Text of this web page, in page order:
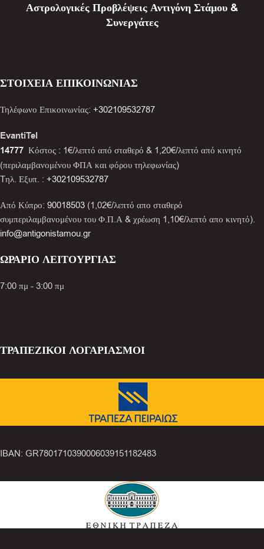
Αστρολογικές Προβλέψεις Αντιγόνη Στάμου &
Συνεργάτες
ΣΤΟΙΧΕΙΑ ΕΠΙΚΟΙΝΩΝΙΑΣ
Τηλέφωνο Επικοινωνίας: +302109532787
EvantiTel
14777 Κόστος : 1€/λεπτό από σταθερό & 1,20€/λεπτό από κινητό
(περιλαμβανομένου ΦΠΑ και φόρου τηλεφωνίας)
Tηλ. Εξυπ. : +302109532787
Από Κύπρο: 90018503 (1,02€/λεπτό απο σταθερό
συμπεριλαμβανομένου του Φ.Π.Α & χρέωση 1,10€/λεπτό απο κινητό).
info@antigonistamou.gr
ΩΡΑΡΙΟ ΛΕΙΤΟΥΡΓΙΑΣ
7:00 πμ - 3:00 πμ
ΤΡΑΠΕΖΙΚΟΙ ΛΟΓΑΡΙΑΣΜΟΙ
IBAN: GR7801710390006039151182483